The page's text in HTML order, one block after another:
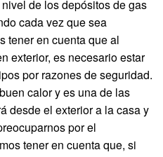
de los depósitos de gas
cada vez que sea
tener en cuenta que al
exterior, es necesario estar
por razones de seguridad.
calor y es una de las
desde el exterior a la casa y
por el
tener en cuenta que, si